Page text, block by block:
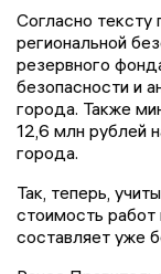
Согласно тексту
региональной
резервного
безопасности и
города. Также
12,6 млн рублей
города.
Так, теперь,
стоимость
составляет уже